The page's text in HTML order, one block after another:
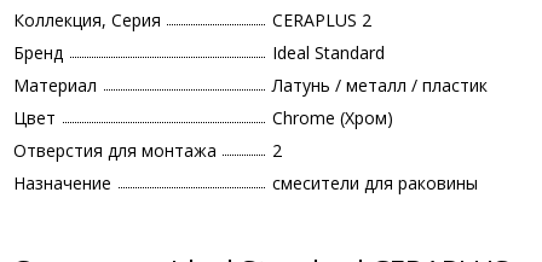
Коллекция, Серия
CERAPLUS 2
Бренд
Ideal Standard
Материал
Латунь / металл / пластик
Цвет
Chrome (Хром)
Отверстия для монтажа
2
Назначение
смесители для раковины